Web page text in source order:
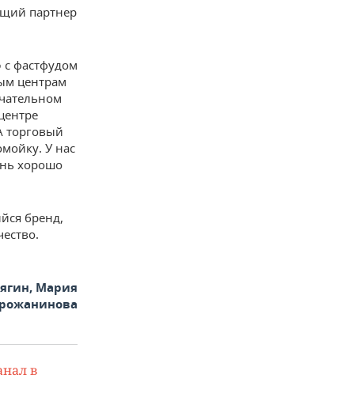
партнер
фастфудом
центрам
торговый
У нас
хорошо
бренд,
Мария
в